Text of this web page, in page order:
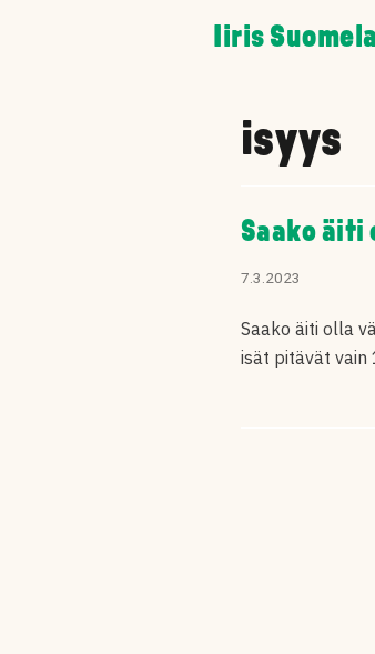
Iiris Suomela
isyys
Saako äiti
7.3.2023
Saako äiti olla
isät pitävät vain